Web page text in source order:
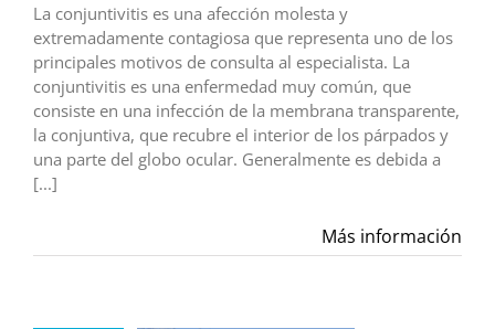
La conjuntivitis es una afección molesta y
extremadamente contagiosa que representa uno de los
principales motivos de consulta al especialista. La
conjuntivitis es una enfermedad muy común, que
consiste en una infección de la membrana transparente,
la conjuntiva, que recubre el interior de los párpados y
una parte del globo ocular. Generalmente es debida a
[...]
Más información